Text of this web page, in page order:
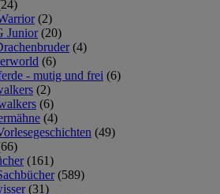
(2)
Junior (20)
(4)
(6)
- mutig und frei (6)
(2)
(6)
(4)
(49)
(161)
(589)
(31)